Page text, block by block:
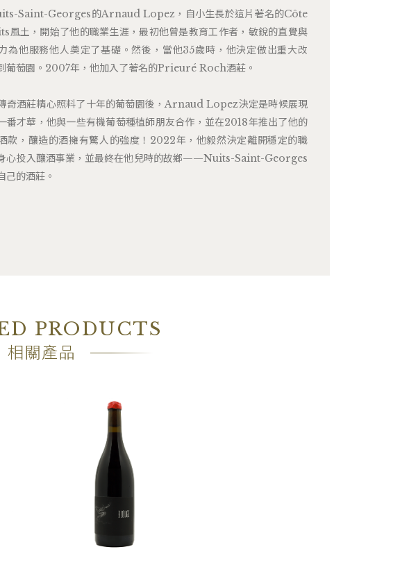
Saint-Georges的Arnaud Lopez，自小生長於這片著名的Côte
風土，開始了他的職業生涯，最初他曾是教育工作者，敏銳的直覺與
為他服務他人奠定了基礎。然後，當他35歲時，他決定做出重大改
葡萄園。2007年，他加入了著名的Prieuré Roch酒莊。
奇酒莊精心照料了十年的葡萄園後，Arnaud Lopez決定是時候展現
番才華，他與一些有機葡萄種植師朋友合作，並在2018年推出了他的
款，釀造的酒擁有驚人的強度！2022年，他毅然決定離開穩定的職
心投入釀酒事業，並最終在他兒時的故鄉——Nuits-Saint-Georges
己的酒莊。
PRODUCTS
相關產品